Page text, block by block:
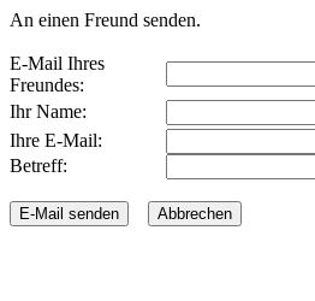
An einen Freund senden.
E-Mail Ihres
Freundes:
Ihr Name:
Ihre E-Mail:
Betreff: